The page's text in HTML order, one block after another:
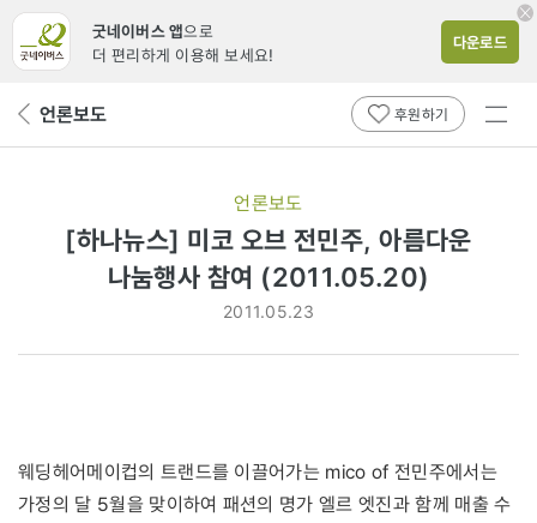
굿네이버스 앱으로
더 편리하게 이용해 보세요!
다운로드
뒤 언론보도 후원하기
전체
언론보도
[하나뉴스] 미코 오브 전민주, 아름다운
나눔행사 참여 (2011.05.20)
2011.05.23
웨딩헤어메이컵의 트랜드를 이끌어가는 mico of 전민주에서는
가정의 달 5월을 맞이하여 패션의 명가 엘르 엣진과 함께 매출 수